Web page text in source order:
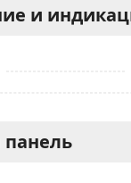
и
панель